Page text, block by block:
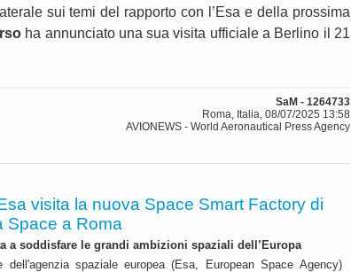
sui temi del rapporto con l’Esa e della prossima
ha annunciato una sua visita ufficiale a Berlino il 21
SaM - 1264733
Roma, Italia, 08/07/2025 13:58
AVIONEWS - World Aeronautical Press Agency
visita la nuova Space Smart Factory di
Space a Roma
a soddisfare le grandi ambizioni spaziali dell’Europa
dell'agenzia spaziale europea (Esa, European Space Agency)